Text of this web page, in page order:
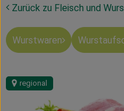
Ökokisten
Mahlitzscher Produkte
Zurück zu Fleisch und
Wurstwaren
regional